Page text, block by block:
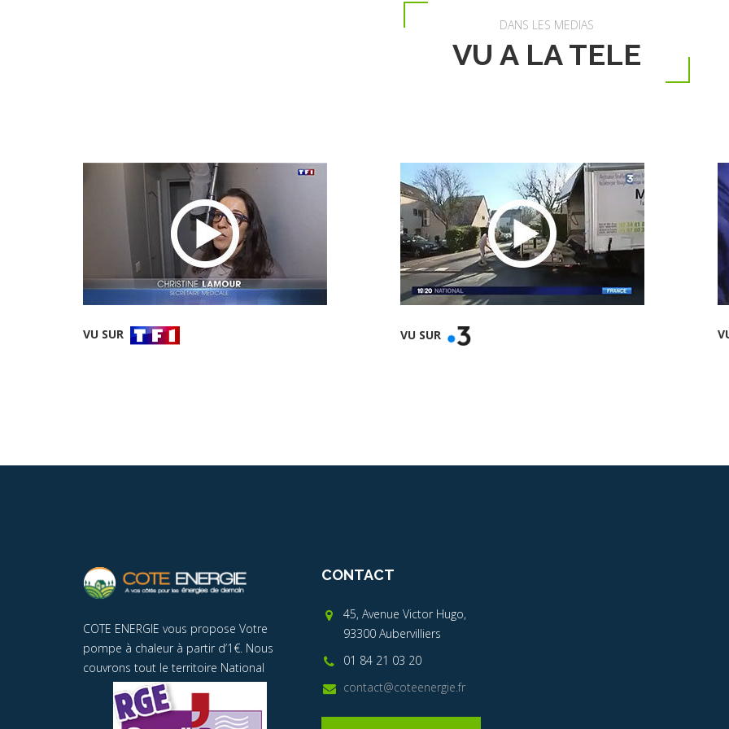
DANS LES MEDIAS
VU A LA TELE
VU SUR VU SUR
COTE ENERGIE vous propose Votre
pompe à chaleur à partir d’1€. Nous
couvrons tout le territoire National
CONTACT
45, Avenue Victor Hugo,
93300 Aubervilliers
01 84 21 03 20
contact@coteenergie.fr